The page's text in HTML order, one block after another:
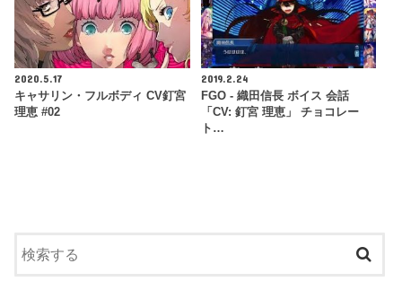
2020.5.17
キャサリン・フルボディ CV釘宮
理恵 #02
2019.2.24
FGO - 織田信長 ボイス 会話
「CV: 釘宮 理恵」 チョコレー
ト…